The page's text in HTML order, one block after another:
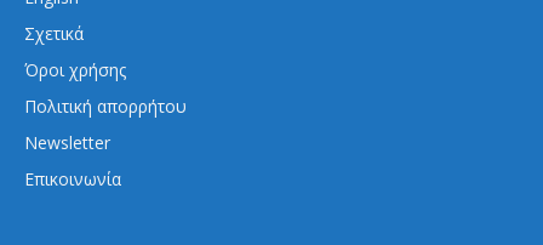
Σχετικά
Όροι χρήσης
Πολιτική απορρήτου
Newsletter
Επικοινωνία